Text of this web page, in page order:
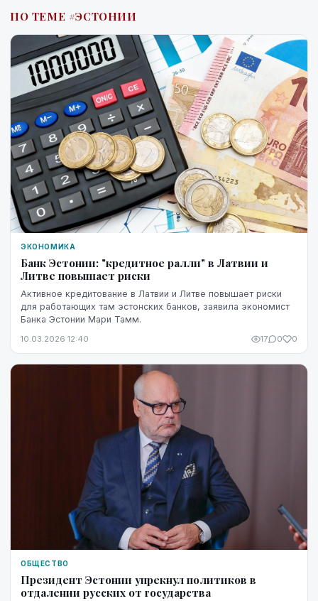
ПО ТЕМЕ #ЭСТОНИИ
ЭКОНОМИКА
Банк Эстонии: "кредитное ралли" в Латвии и
Литве повышает риски
Активное кредитование в Латвии и Литве повышает риски
для работающих там эстонских банков, заявила экономист
Банка Эстонии Мари Тамм.
10.03.2026 12:40 17 0 0
ОБЩЕСТВО
Президент Эстонии упрекнул политиков в
отдалении русских от государства